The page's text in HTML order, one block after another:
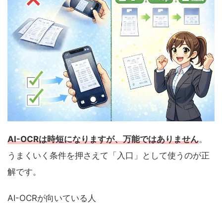
AI-OCRは時短になりますが、万能ではありません。
うまくいく条件を押さえて「入口」として使うのが正
解です。